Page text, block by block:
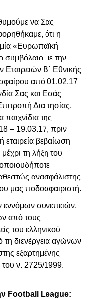
να Σας
ότι η
«Ευρωπαϊκή
συμβόλαιο με την
Β΄ Εθνικής
από 01.02.17
Σας και Εσάς
Διαιτησίας,
παιχνίδια της
– 19.03.17, πριν
εταιρεία βεβαίωση
τη λήξη του
ανασφάλιστης
μας ποδοσφαιριστή.
εννόμων συνεπειών,
από τους
του ελληνικού
διενέργεια αγώνων
εξαρτημένης
ν. 2725/1999.
Football League: